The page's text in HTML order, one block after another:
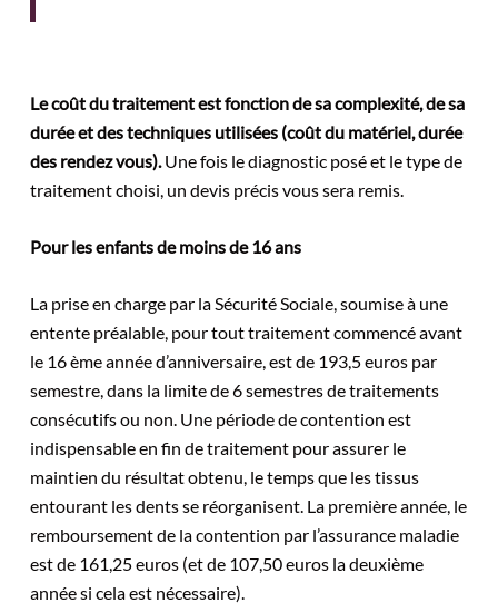
Le coût du traitement est fonction de sa complexité, de sa
durée et des techniques utilisées (coût du matériel, durée
des rendez vous).Une fois le diagnostic posé et le type de
traitement choisi, un devis précis vous sera remis.
Pour les enfants de moins de 16 ans
La prise en charge par la Sécurité Sociale, soumise à une
entente préalable, pour tout traitement commencé avant
le 16 ème année d’anniversaire, est de 193,5 euros par
semestre, dans la limite de 6 semestres de traitements
consécutifs ou non. Une période de contention est
indispensable en fin de traitement pour assurer le
maintien du résultat obtenu, le temps que les tissus
entourant les dents se réorganisent. La première année, le
remboursement de la contention par l’assurance maladie
est de 161,25 euros (et de 107,50 euros la deuxième
année si cela est nécessaire).